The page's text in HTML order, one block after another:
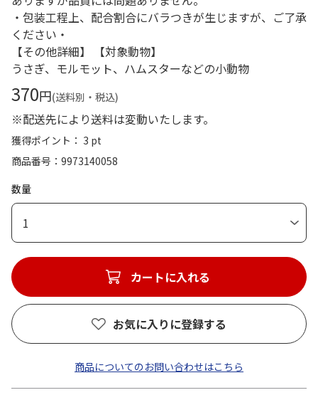
・包装工程上、配合割合にバラつきが生じますが、ご了承
ください・
【その他詳細】 【対象動物】
うさぎ、モルモット、ハムスターなどの小動物
370円(送料別・税込)
※配送先により送料は変動いたします。
獲得ポイント： 3 pt
商品番号
9973140058
数量
1
カートに入れる
お気に入りに登録する
商品についてのお問い合わせはこちら